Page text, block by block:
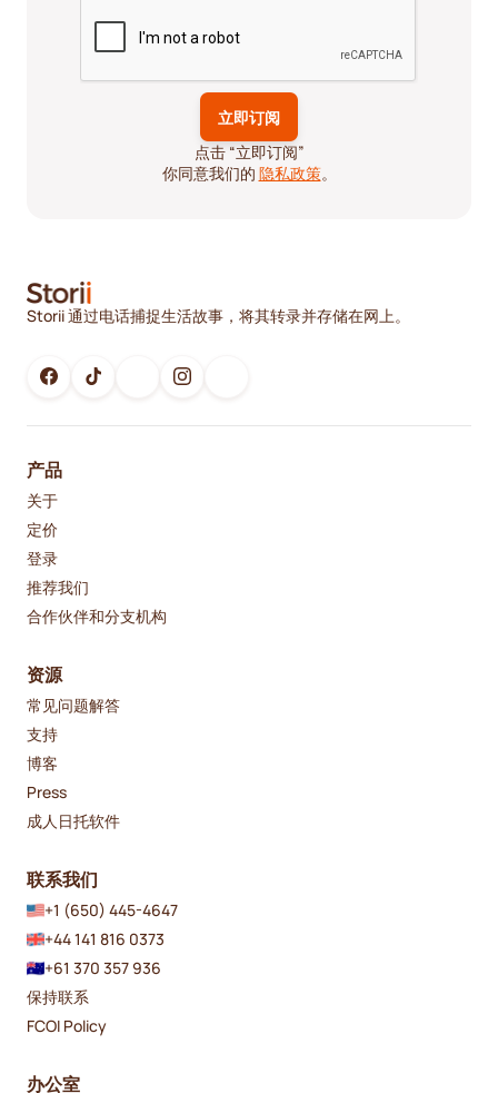
点击 “立即订阅”
你同意我们的 隐私政策。
Storii 通过电话捕捉生活故事，将其转录并存储在网上。
产品
关于
定价
登录
推荐我们
合作伙伴和分支机构
资源
常见问题解答
支持
博客
Press
成人日托软件
联系我们
+1 (650) 445-4647
+44 141 816 0373
+61 370 357 936
保持联系
FCOI Policy
办公室